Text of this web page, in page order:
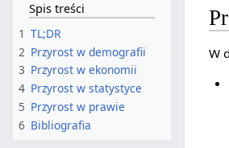
W
Spis treści
1 TL;DR
2 Przyrost w demografii
3 Przyrost w ekonomii
4 Przyrost w statystyce
5 Przyrost w prawie
6 Bibliografia